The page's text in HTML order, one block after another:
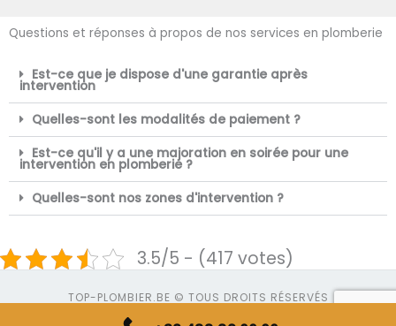
Questions et réponses à propos de nos services en plomberie
Est-ce que je dispose d'une garantie après
intervention
Quelles-sont les modalités de paiement ?
Est-ce qu'il y a une majoration en soirée pour une
intervention en plomberie ?
Quelles-sont nos zones d'intervention ?
3.5/5 - (417 votes)
TOP-PLOMBIER.BE © TOUS DROITS RÉSERVÉS